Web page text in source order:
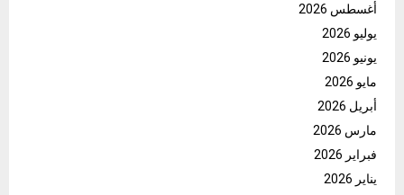
أغسطس 2026
يوليو 2026
يونيو 2026
مايو 2026
أبريل 2026
مارس 2026
فبراير 2026
يناير 2026